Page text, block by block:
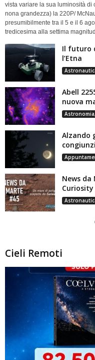
vista variare la sua luminosità
nona grandezza) la 220P/
presumibilmente tra il 5 e il 6
tredicesima alla settima
Il futuro
l’Etna
Abell
nuova
Alzando
News
Curiosity
Cieli Remoti